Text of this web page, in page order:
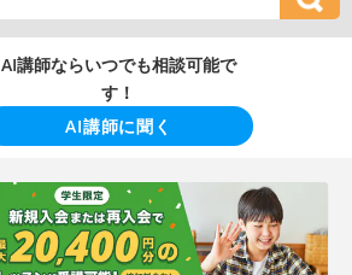
AI講師ならいつでも相談可能で
す！
AI講師に聞く